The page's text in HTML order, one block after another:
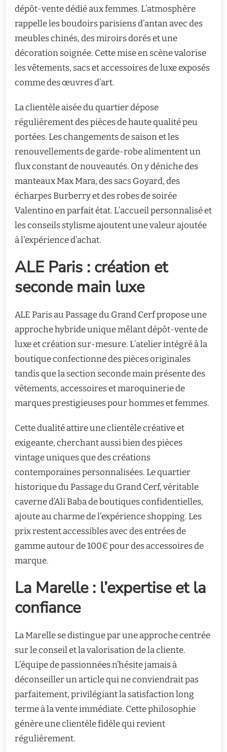
dépôt-vente dédié aux femmes. L’atmosphère
rappelle les boudoirs parisiens d’antan avec des
meubles chinés, des miroirs dorés et une
décoration soignée. Cette mise en scène valorise
les vêtements, sacs et accessoires de luxe exposés
comme des œuvres d’art.
La clientèle aisée du quartier dépose
régulièrement des pièces de haute qualité peu
portées. Les changements de saison et les
renouvellements de garde-robe alimentent un
flux constant de nouveautés. On y déniche des
manteaux Max Mara, des sacs Goyard, des
écharpes Burberry et des robes de soirée
Valentino en parfait état. L’accueil personnalisé et
les conseils stylisme ajoutent une valeur ajoutée
à l’expérience d’achat.
ALE Paris : création et
seconde main luxe
ALE Paris au Passage du Grand Cerf propose une
approche hybride unique mêlant dépôt-vente de
luxe et création sur-mesure. L’atelier intégré à la
boutique confectionne des pièces originales
tandis que la section seconde main présente des
vêtements, accessoires et maroquinerie de
marques prestigieuses pour hommes et femmes.
Cette dualité attire une clientèle créative et
exigeante, cherchant aussi bien des pièces
vintage uniques que des créations
contemporaines personnalisées. Le quartier
historique du Passage du Grand Cerf, véritable
caverne d’Ali Baba de boutiques confidentielles,
ajoute au charme de l’expérience shopping. Les
prix restent accessibles avec des entrées de
gamme autour de 100€ pour des accessoires de
marque.
La Marelle : l’expertise et la
confiance
La Marelle se distingue par une approche centrée
sur le conseil et la valorisation de la cliente.
L’équipe de passionnées n’hésite jamais à
déconseiller un article qui ne conviendrait pas
parfaitement, privilégiant la satisfaction long
terme à la vente immédiate. Cette philosophie
génère une clientèle fidèle qui revient
régulièrement.